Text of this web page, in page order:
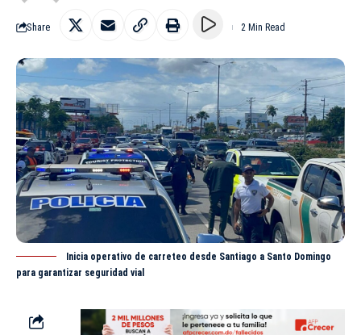
Share 2 Min Read
Inicia operativo de carreteo desde Santiago a Santo Domingo
para garantizar seguridad vial